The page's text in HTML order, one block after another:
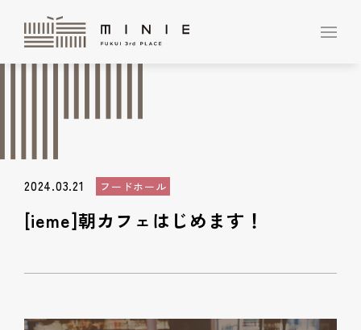
2024.03.21 フードホール
[ieme]朝カフェはじめます！